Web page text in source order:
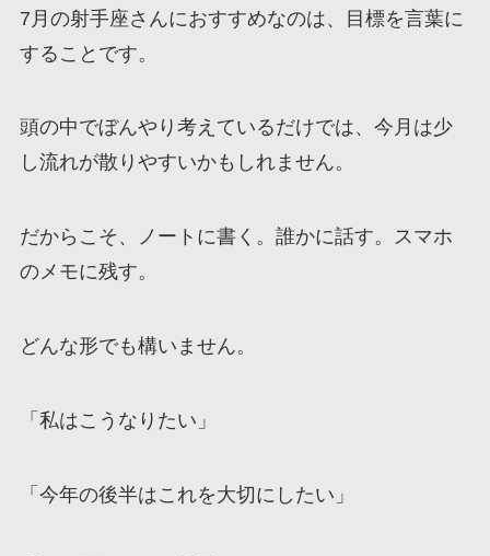
7月の射手座さんにおすすめなのは、目標を言葉に
することです。
頭の中でぼんやり考えているだけでは、今月は少
し流れが散りやすいかもしれません。
だからこそ、ノートに書く。誰かに話す。スマホ
のメモに残す。
どんな形でも構いません。
「私はこうなりたい」
「今年の後半はこれを大切にしたい」